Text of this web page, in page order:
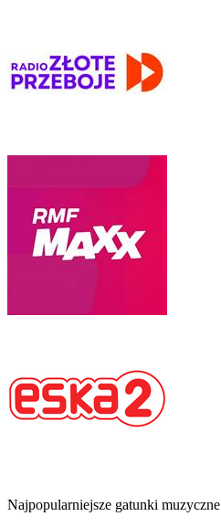
Najpopularniejsze gatunki muzyczne